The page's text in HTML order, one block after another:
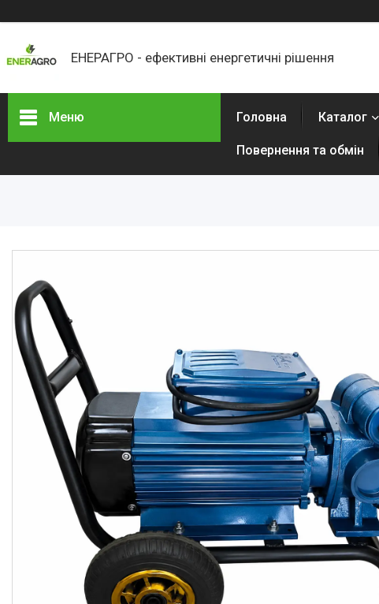
ЕНЕРАГРО - ефективні енергетичні рішення
Меню Головна Каталог
Повернення та обмін